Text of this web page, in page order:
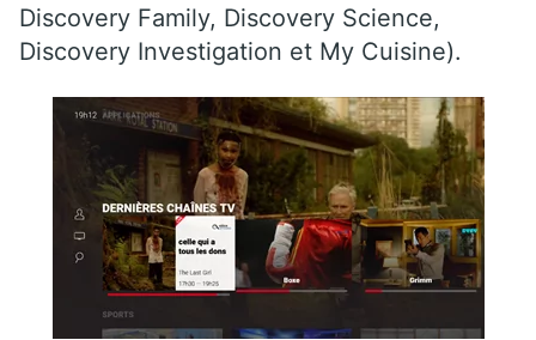
Discovery Family, Discovery Science,
Discovery Investigation et My Cuisine).